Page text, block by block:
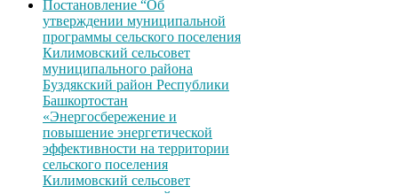
Постановление “Об
утверждении муниципальной
программы сельского поселения
Килимовский сельсовет
муниципального района
Буздякский район Республики
Башкортостан
«Энергосбережение и
повышение энергетической
эффективности на территории
сельского поселения
Килимовский сельсовет